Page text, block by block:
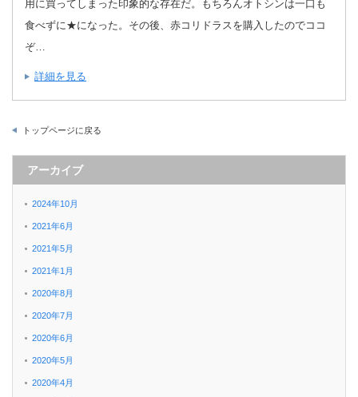
用に買ってしまった印象的な存在だ。もちろんオトシンは一口も
食べずに★になった。その後、赤コリドラスを購入したのでココ
ぞ…
詳細を見る
トップページに戻る
アーカイブ
2024年10月
2021年6月
2021年5月
2021年1月
2020年8月
2020年7月
2020年6月
2020年5月
2020年4月